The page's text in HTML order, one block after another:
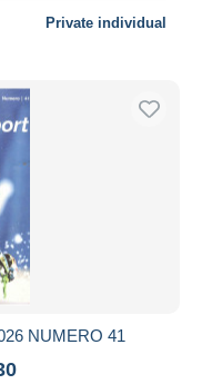
Private individual
NUMERO 41